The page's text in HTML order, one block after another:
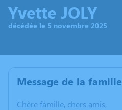
Yvette JOLY
décédée le 5 novembre 2025
Message de la famille
Chère famille, chers amis,